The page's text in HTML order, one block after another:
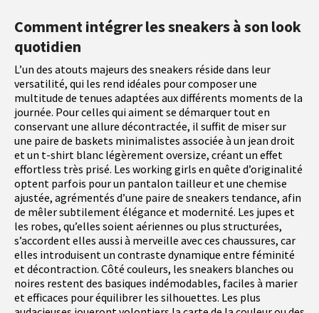
Comment intégrer les sneakers à son look
quotidien
L’un des atouts majeurs des sneakers réside dans leur
versatilité, qui les rend idéales pour composer une
multitude de tenues adaptées aux différents moments de la
journée. Pour celles qui aiment se démarquer tout en
conservant une allure décontractée, il suffit de miser sur
une paire de baskets minimalistes associée à un jean droit
et un t-shirt blanc légèrement oversize, créant un effet
effortless très prisé. Les working girls en quête d’originalité
optent parfois pour un pantalon tailleur et une chemise
ajustée, agrémentés d’une paire de sneakers tendance, afin
de mêler subtilement élégance et modernité. Les jupes et
les robes, qu’elles soient aériennes ou plus structurées,
s’accordent elles aussi à merveille avec ces chaussures, car
elles introduisent un contraste dynamique entre féminité
et décontraction. Côté couleurs, les sneakers blanches ou
noires restent des basiques indémodables, faciles à marier
et efficaces pour équilibrer les silhouettes. Les plus